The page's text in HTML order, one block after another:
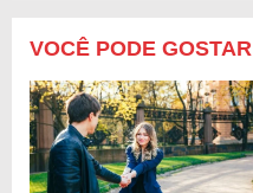
VOCÊ PODE GOSTAR